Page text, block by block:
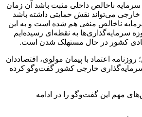
ناخالص داخلی مثبت باشد آن زمان
می‌تواند نقش حمایتی داشته باشد
ناخالص منفی هم شده است و به این
سرمایه‌گذاری‌ها به نقطه‌ای رسیده‌ایم
کشور در حال مستهلک شدن است.
اعتماد با پیمان مولوی، اقتصاددان
خارجی کشور گفت‌وگو کرده
مهم این گفت‌وگو را در ادامه